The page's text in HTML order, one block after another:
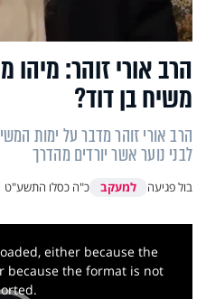
הרב אורי זוהר: מיהו
משיח בן דוד?
הרב אורי זוהר מדבר על ימות
לבני נוער אשר יורדים מהדרך
בול פגיעה למעקב כ"ה כסלו התשע"ט
either because the
because the format is not